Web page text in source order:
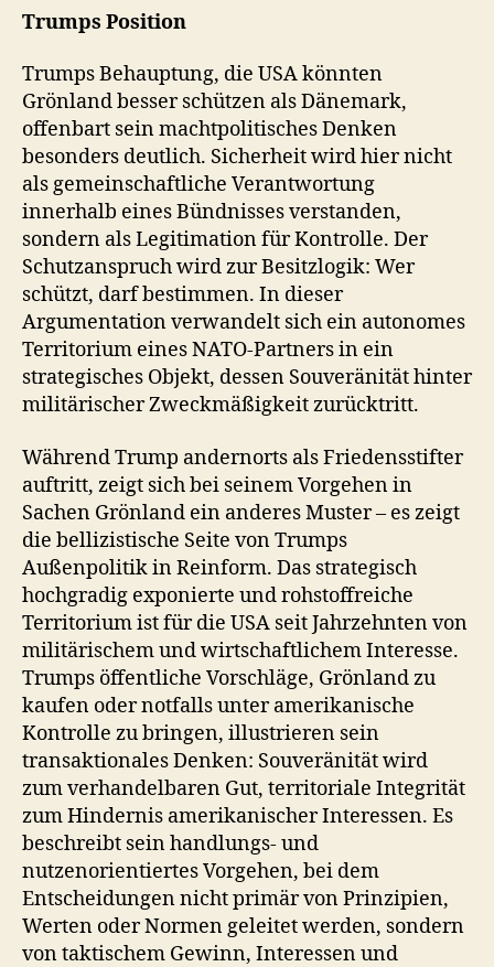
Trumps Position
Trumps Behauptung, die USA könnten
Grönland besser schützen als Dänemark,
offenbart sein machtpolitisches Denken
besonders deutlich. Sicherheit wird hier nicht
als gemeinschaftliche Verantwortung
innerhalb eines Bündnisses verstanden,
sondern als Legitimation für Kontrolle. Der
Schutzanspruch wird zur Besitzlogik: Wer
schützt, darf bestimmen. In dieser
Argumentation verwandelt sich ein autonomes
Territorium eines NATO-Partners in ein
strategisches Objekt, dessen Souveränität hinter
militärischer Zweckmäßigkeit zurücktritt.
Während Trump andernorts als Friedensstifter
auftritt, zeigt sich bei seinem Vorgehen in
Sachen Grönland ein anderes Muster – es zeigt
die bellizistische Seite von Trumps
Außenpolitik in Reinform. Das strategisch
hochgradig exponierte und rohstoffreiche
Territorium ist für die USA seit Jahrzehnten von
militärischem und wirtschaftlichem Interesse.
Trumps öffentliche Vorschläge, Grönland zu
kaufen oder notfalls unter amerikanische
Kontrolle zu bringen, illustrieren sein
transaktionales Denken: Souveränität wird
zum verhandelbaren Gut, territoriale Integrität
zum Hindernis amerikanischer Interessen. Es
beschreibt sein handlungs- und
nutzenorientiertes Vorgehen, bei dem
Entscheidungen nicht primär von Prinzipien,
Werten oder Normen geleitet werden, sondern
von taktischem Gewinn, Interessen und